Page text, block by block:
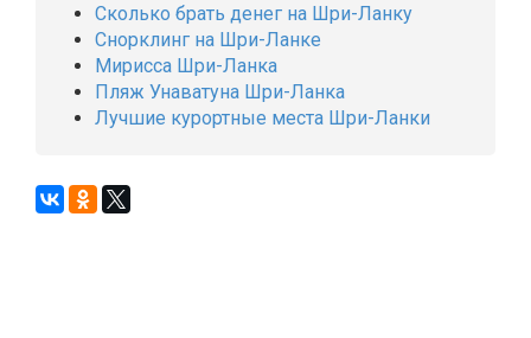
Сколько брать денег на Шри-Ланку
Снорклинг на Шри-Ланке
Мирисса Шри-Ланка
Пляж Унаватуна Шри-Ланка
Лучшие курортные места Шри-Ланки